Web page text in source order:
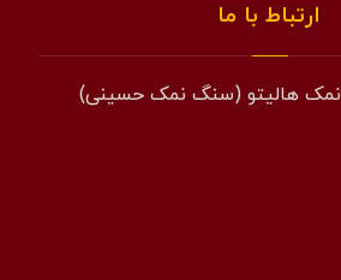
ارتباط با ما
هالیتو (سنگ نمک حسینی)